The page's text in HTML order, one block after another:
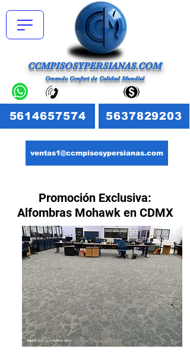
CCMPISOSYPERSIANAS.COM
Creando Confort de Calidad Mundial
5614657574 5637829203
ventas1@ccmpisosypersianas.com
Promoción Exclusiva:
Alfombras Mohawk en CDMX